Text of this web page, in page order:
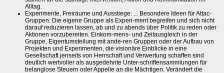
Alltag.
Experimente, Freiräume und Ausstiege: ... Besondere Ideen für Attac-
Gruppen: Die eigene Gruppe als Experi-ment begreifen und sich nicht
darauf reduzieren lassen, ab und zu abends über Politik zu reden oder
Aktionen vorzubereiten. Einkom-mens- und Zeitausgleich in der
Gruppe, Eigentumsteilung mit ande-ren Gruppen oder der Aufbau von
Projekten und Experimenten, die visionäre Einblicke in eine
Gesellschaft jenseits von Herrschaft und Verwertung schaffen sind
deutlich wertvoller als ausgedehnte Unter-schriftensammlungen für
belanglose Steuern oder Appelle an die Mächtigen. Verändert die